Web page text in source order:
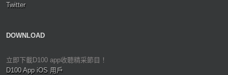
Twitter
DOWNLOAD
立即下載D100 app收聽精采節目！
D100 App iOS 用戶